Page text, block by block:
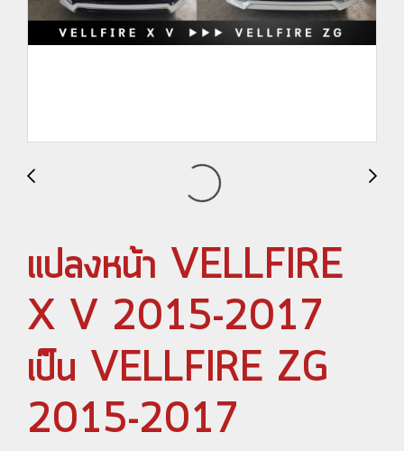
แปลงหน้า VELLFIRE
X V 2015-2017
เป็น VELLFIRE ZG
2015-2017